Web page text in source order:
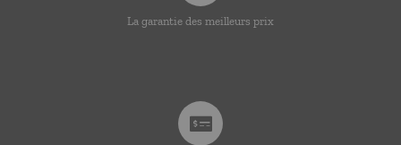
La garantie des meilleurs prix